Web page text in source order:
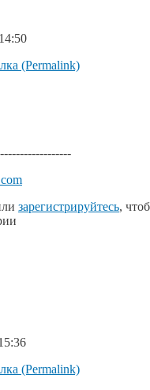
(Permalink)
зарегистрируйтесь,
(Permalink)